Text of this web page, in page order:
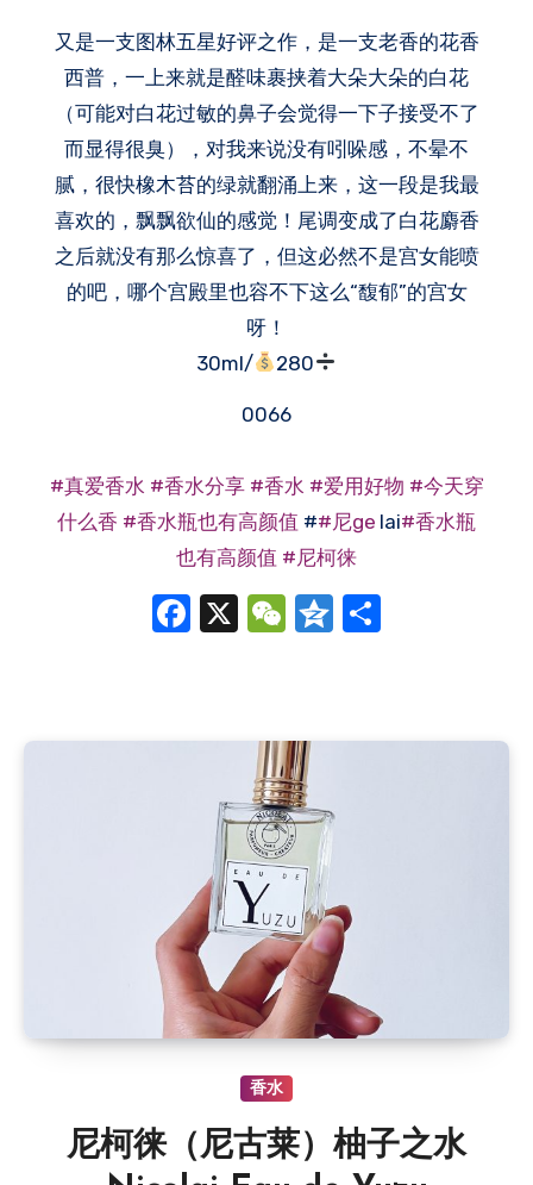
又是一支图林五星好评之作，是一支老香的花香
西普，一上来就是醛味裹挟着大朵大朵的白花
（可能对白花过敏的鼻子会觉得一下子接受不了
而显得很臭），对我来说没有吲哚感，不晕不
腻，很快橡木苔的绿就翻涌上来，这一段是我最
喜欢的，飘飘欲仙的感觉！尾调变成了白花麝香
之后就没有那么惊喜了，但这必然不是宫女能喷
的吧，哪个宫殿里也容不下这么“馥郁”的宫女
呀！
30ml/
280
0066
#真爱香水 #香水分享 #香水 #爱用好物 #今天穿
什么香 #香水瓶也有高颜值 ##尼ge lai#香水瓶
也有高颜值 #尼柯徕
Facebook
X WeChat
Qzone
香水
尼柯徕（尼古莱）柚子之水